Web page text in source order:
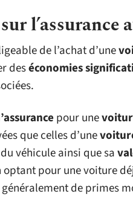
l’assurance
de l’achat d’une
deséconomies
pour une
que celles d’une
véhicule ainsi que sa
pour une voiture
de primes